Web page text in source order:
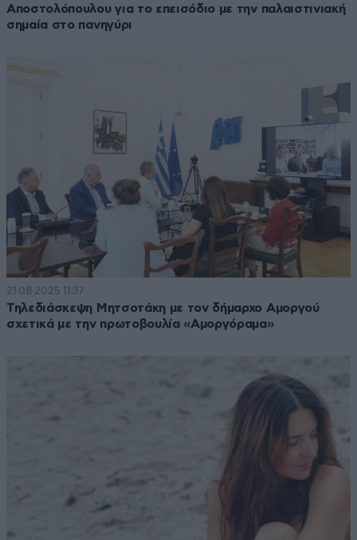
Αποστολόπουλου για το επεισόδιο με την παλαιστινιακή
σημαία στο πανηγύρι
21·08·2025 11:37
Τηλεδιάσκεψη Μητσοτάκη με τον δήμαρχο Αμοργού
σχετικά με την πρωτοβουλία «Αμοργόραμα»